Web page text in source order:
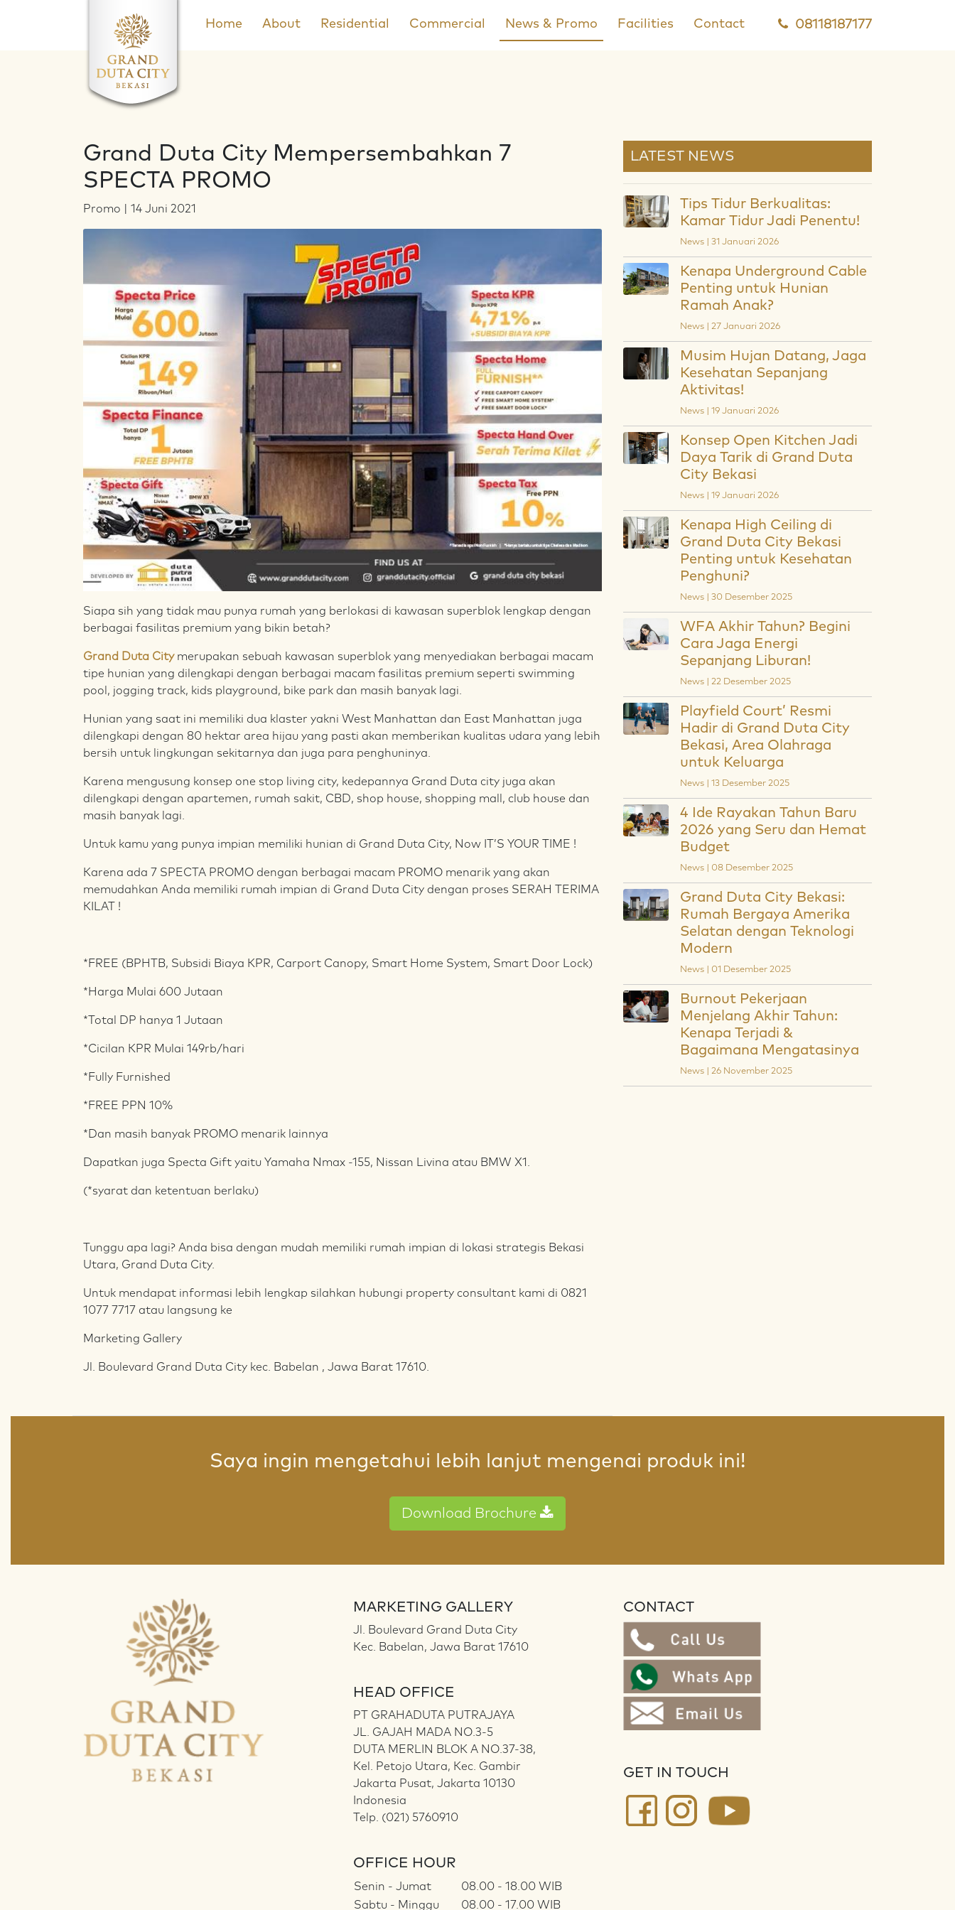
Home About Residential Commercial News & Promo Facilities Contact 08118187177
Grand Duta City Mempersembahkan 7
SPECTA PROMO
Promo | 14 Juni 2021
Siapa sih yang tidak mau punya rumah yang berlokasi di kawasan superblok lengkap dengan
berbagai fasilitas premium yang bikin betah?
Grand Duta Citymerupakan sebuah kawasan superblok yang menyediakan berbagai macam
tipe hunian yang dilengkapi dengan berbagai macam fasilitas premium seperti swimming
pool, jogging track, kids playground, bike park dan masih banyak lagi.
Hunian yang saat ini memiliki dua klaster yakni West Manhattan dan East Manhattan juga
dilengkapi dengan 80 hektar area hijau yang pasti akan memberikan kualitas udara yang lebih
bersih untuk lingkungan sekitarnya dan juga para penghuninya.
Karena mengusung konsep one stop living city, kedepannya Grand Duta city juga akan
dilengkapi dengan apartemen, rumah sakit, CBD, shop house, shopping mall, club house dan
masih banyak lagi.
Untuk kamu yang punya impian memiliki hunian di Grand Duta City, Now IT’S YOUR TIME !
Karena ada 7 SPECTA PROMO dengan berbagai macam PROMO menarik yang akan
memudahkan Anda memiliki rumah impian di Grand Duta City dengan proses SERAH TERIMA
KILAT !
*FREE (BPHTB, Subsidi Biaya KPR, Carport Canopy, Smart Home System, Smart Door Lock)
*Harga Mulai 600 Jutaan
*Total DP hanya 1 Jutaan
*Cicilan KPR Mulai 149rb/hari
*Fully Furnished
*FREE PPN 10%
*Dan masih banyak PROMO menarik lainnya
Dapatkan juga Specta Gift yaitu Yamaha Nmax -155, Nissan Livina atau BMW X1.
(*syarat dan ketentuan berlaku)
Tunggu apa lagi? Anda bisa dengan mudah memiliki rumah impian di lokasi strategis Bekasi
Utara, Grand Duta City.
Untuk mendapat informasi lebih lengkap silahkan hubungi property consultant kami di 0821
1077 7717 atau langsung ke
Marketing Gallery
Jl. Boulevard Grand Duta City kec. Babelan , Jawa Barat 17610.
LATEST NEWS
Tips Tidur Berkualitas:
Kamar Tidur Jadi Penentu!
News | 31 Januari 2026
Kenapa Underground Cable
Penting untuk Hunian
Ramah Anak?
News | 27 Januari 2026
Musim Hujan Datang, Jaga
Kesehatan Sepanjang
Aktivitas!
News | 19 Januari 2026
Konsep Open Kitchen Jadi
Daya Tarik di Grand Duta
City Bekasi
News | 19 Januari 2026
Kenapa High Ceiling di
Grand Duta City Bekasi
Penting untuk Kesehatan
Penghuni?
News | 30 Desember 2025
WFA Akhir Tahun? Begini
Cara Jaga Energi
Sepanjang Liburan!
News | 22 Desember 2025
Playfield Court’ Resmi
Hadir di Grand Duta City
Bekasi, Area Olahraga
untuk Keluarga
News | 13 Desember 2025
4 Ide Rayakan Tahun Baru
2026 yang Seru dan Hemat
Budget
News | 08 Desember 2025
Grand Duta City Bekasi:
Rumah Bergaya Amerika
Selatan dengan Teknologi
Modern
News | 01 Desember 2025
Burnout Pekerjaan
Menjelang Akhir Tahun:
Kenapa Terjadi &
Bagaimana Mengatasinya
News | 26 November 2025
Saya ingin mengetahui lebih lanjut mengenai produk ini!
Download Brochure
MARKETING GALLERY
Jl. Boulevard Grand Duta City
Kec. Babelan, Jawa Barat 17610
HEAD OFFICE
PT GRAHADUTA PUTRAJAYA
JL. GAJAH MADA NO.3-5
DUTA MERLIN BLOK A NO.37-38,
Kel. Petojo Utara, Kec. Gambir
Jakarta Pusat, Jakarta 10130
Indonesia
Telp. (021) 5760910
OFFICE HOUR
Senin - Jumat
08.00 - 18.00 WIB
Sabtu - Minggu
08.00 - 17.00 WIB
CONTACT
GET IN TOUCH